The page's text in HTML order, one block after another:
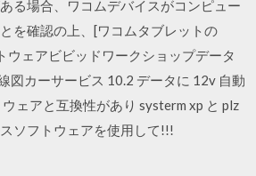
る場合、ワコムデバイスがコンピュー
を確認の上、[ワコムタブレットの
ウェアビビッドワークショップデータ
図カーサービス 10.2 データに 12v 自動
ェアと互換性があり systerm xp と plz
ソフトウェアを使用して!!!